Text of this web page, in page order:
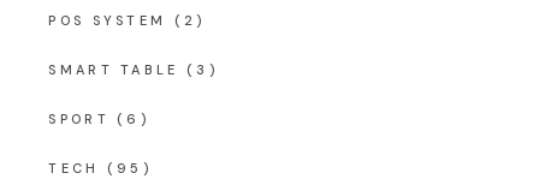
POS SYSTEM (2)
SMART TABLE (3)
SPORT (6)
TECH (95)